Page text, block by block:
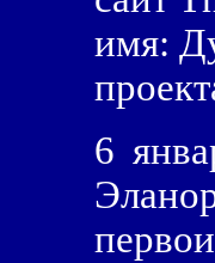
имя:
6